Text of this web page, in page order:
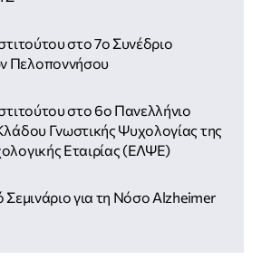
στο 7ο Συνέδριο
Πελοποννήσου
στο 6ο Πανελλήνιο
Γνωστικής Ψυχολογίας της
Εταιρίας (ΕΛΨΕ)
Σεμινάριο για τη Νόσο Alzheimer